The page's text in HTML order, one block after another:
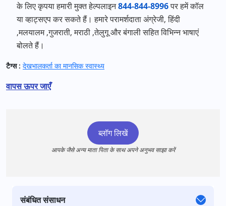
के लिए कृपया हमारी मुक्त हेल्पलाइन844-844-8996पर हमें कॉल
या व्हाट्सएप कर सकते हैं। हमारे परामर्शदाता अंग्रेजी,हिंदी
,मलयालम,गुजराती,मराठी ,तेलुगू और बंगाली सहित विभिन्न भाषाएं
बोलते हैं।
टैग्स : देखभालकर्ता का मानसिक स्वास्थ्य
वापस ऊपर जाएँ
ब्लॉग लिखें
आपके जैसे अन्य माता पिता के साथ अपने अनुभव साझा करें
संबंधित संसाधन